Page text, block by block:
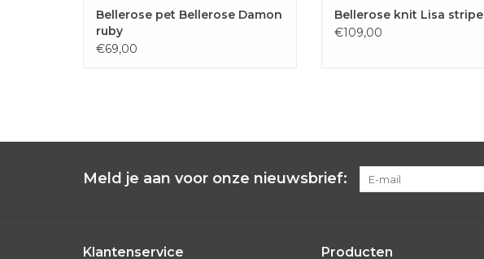
Bellerose pet Bellerose Damon
ruby
€69,00
Bellerose knit Lisa stripe
€109,00
Meld je aan voor onze nieuwsbrief:
Klantenservice Producten